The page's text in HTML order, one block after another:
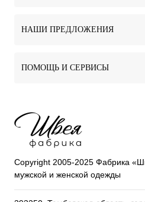
НАШИ ПРЕДЛОЖЕНИЯ
ПОМОЩЬ И СЕРВИСЫ
Copyright 2005-2025 Фабрика
мужской и женской одежды